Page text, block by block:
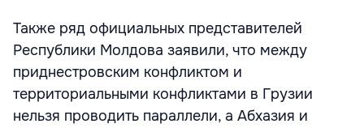
Также ряд официальных представителей
Республики Молдова заявили, что между
приднестровским конфликтом и
территориальными конфликтами в Грузии
нельзя проводить параллели, а Абхазия и